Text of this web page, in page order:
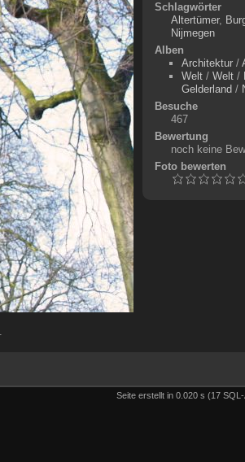
Schlagwörter
Altertümer,
Nijmegen
Alben
Architektur/
Welt/ Welt/
Gelderland /
Besuche
467
Bewertung
noch keine
Foto bewerten
Seite erstellt in 0.020 s (17